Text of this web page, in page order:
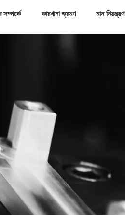
সম্পর্কে কারখানা ভ্রমণ মান নিয়ন্ত্রণ